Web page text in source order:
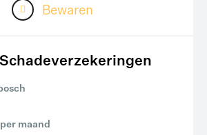
Bewaren
per maand